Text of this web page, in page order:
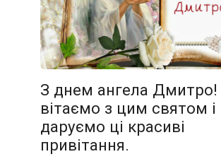
З днем ангела
вітаємо з цим святом і
даруємо ці красиві
привітання.